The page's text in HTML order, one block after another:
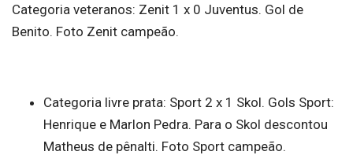
Categoria veteranos: Zenit 1 x 0 Juventus. Gol de
Benito. Foto Zenit campeão.
Categoria livre prata: Sport 2 x 1 Skol. Gols Sport:
Henrique e Marlon Pedra. Para o Skol descontou
Matheus de pênalti. Foto Sport campeão.